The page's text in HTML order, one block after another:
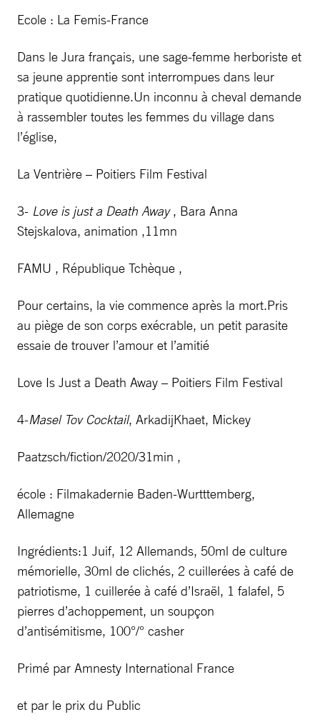
Ecole : La Femis-France
Dans le Jura français, une sage-femme herboriste et
sa jeune apprentie sont interrompues dans leur
pratique quotidienne.Un inconnu à cheval demande
à rassembler toutes les femmes du village dans
l’église,
La Ventrière – Poitiers Film Festival
3- Love is just a Death Away, Bara Anna
Stejskalova, animation ,11mn
FAMU , République Tchèque ,
Pour certains, la vie commence après la mort.Pris
au piège de son corps exécrable, un petit parasite
essaie de trouver l’amour et l’amitié
Love Is Just a Death Away – Poitiers Film Festival
4-Masel Tov Cocktail, ArkadijKhaet, Mickey
Paatzsch/fiction/2020/31min ,
école : Filmakadernie Baden-Wurtttemberg,
Allemagne
Ingrédients:1 Juif, 12 Allemands, 50ml de culture
mémorielle, 30ml de clichés, 2 cuillerées à café de
patriotisme, 1 cuillerée à café d’Israël, 1 falafel, 5
pierres d’achoppement, un soupçon
d’antisémitisme, 100°/° casher
Primé par Amnesty International France
et par le prix du Public